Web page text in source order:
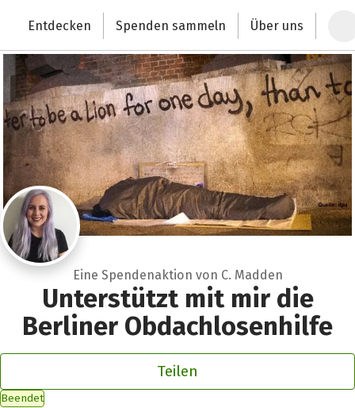
Deutschlands größte Spendenplattform
Entdecken Spenden sammeln Über uns
Eine Spendenaktion von C. Madden
Unterstützt mit mir die
Berliner Obdachlosenhilfe
Teilen
Beendet